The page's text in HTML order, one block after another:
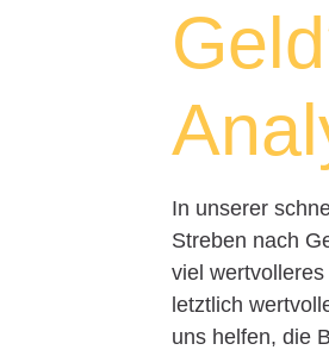
In unserer
Streben nach
viel
letztlich
uns helfen, die